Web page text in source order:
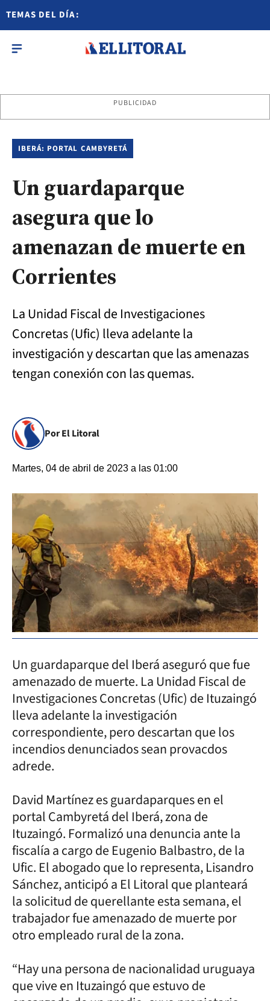
TEMAS DEL DÍA:
PUBLICIDAD
IBERÁ: PORTAL CAMBYRETÁ
Un guardaparque
asegura que lo
amenazan de muerte en
Corrientes
La Unidad Fiscal de Investigaciones
Concretas (Ufic) lleva adelante la
investigación y descartan que las amenazas
tengan conexión con las quemas.
Por El Litoral
Martes, 04 de abril de 2023 a las 01:00
Un guardaparque del Iberá aseguró que fue
amenazado de muerte. La Unidad Fiscal de
Investigaciones Concretas (Ufic) de Ituzaingó
lleva adelante la investigación
correspondiente, pero descartan que los
incendios denunciados sean provacdos
adrede.
David Martínez es guardaparques en el
portal Cambyretá del Iberá, zona de
Ituzaingó. Formalizó una denuncia ante la
fiscalía a cargo de Eugenio Balbastro, de la
Ufic. El abogado que lo representa, Lisandro
Sánchez, anticipó a El Litoral que planteará
la solicitud de querellante esta semana, el
trabajador fue amenazado de muerte por
otro empleado rural de la zona.
“Hay una persona de nacionalidad uruguaya
que vive en Ituzaingó que estuvo de